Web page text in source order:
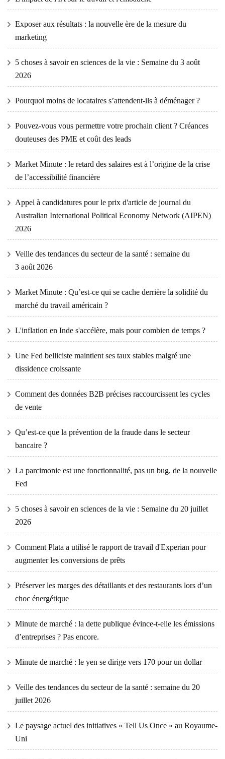
Exposer aux résultats : la nouvelle ère de la mesure du
marketing
5 choses à savoir en sciences de la vie : Semaine du 3 août
2026
Pourquoi moins de locataires s’attendent-ils à déménager ?
Pouvez-vous vous permettre votre prochain client ? Créances
douteuses des PME et coût des leads
Market Minute : le retard des salaires est à l’origine de la crise
de l’accessibilité financière
Appel à candidatures pour le prix d'article de journal du
Australian International Political Economy Network (AIPEN)
2026
Veille des tendances du secteur de la santé : semaine du
3 août 2026
Market Minute : Qu’est-ce qui se cache derrière la solidité du
marché du travail américain ?
L'inflation en Inde s'accélère, mais pour combien de temps ?
Une Fed belliciste maintient ses taux stables malgré une
dissidence croissante
Comment des données B2B précises raccourcissent les cycles
de vente
Qu’est-ce que la prévention de la fraude dans le secteur
bancaire ?
La parcimonie est une fonctionnalité, pas un bug, de la nouvelle
Fed
5 choses à savoir en sciences de la vie : Semaine du 20 juillet
2026
Comment Plata a utilisé le rapport de travail d'Experian pour
augmenter les conversions de prêts
Préserver les marges des détaillants et des restaurants lors d’un
choc énergétique
Minute de marché : la dette publique évince-t-elle les émissions
d’entreprises ? Pas encore.
Minute de marché : le yen se dirige vers 170 pour un dollar
Veille des tendances du secteur de la santé : semaine du 20
juillet 2026
Le paysage actuel des initiatives « Tell Us Once » au Royaume-
Uni